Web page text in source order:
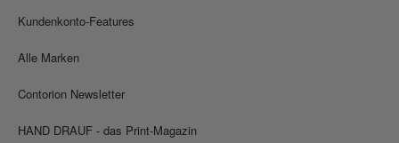
Kundenkonto-Features
Alle Marken
Contorion Newsletter
HAND DRAUF - das Print-Magazin